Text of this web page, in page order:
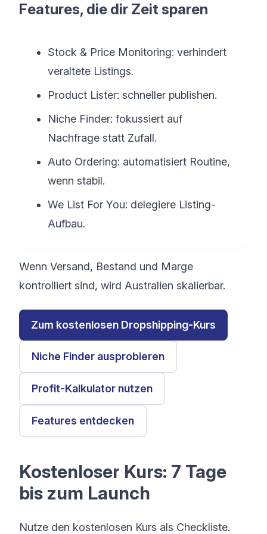
Features, die dir Zeit sparen
Stock & Price Monitoring: verhindert
veraltete Listings.
Product Lister: schneller publishen.
Niche Finder: fokussiert auf
Nachfrage statt Zufall.
Auto Ordering: automatisiert Routine,
wenn stabil.
We List For You: delegiere Listing-
Aufbau.
Wenn Versand, Bestand und Marge
kontrolliert sind, wird Australien skalierbar.
Zum kostenlosen Dropshipping-Kurs
Niche Finder ausprobieren
Profit-Kalkulator nutzen
Features entdecken
Kostenloser Kurs: 7 Tage
bis zum Launch
Nutze den kostenlosen Kurs als Checkliste.